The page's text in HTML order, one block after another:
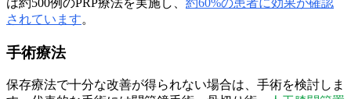
は約500例のPRP療法を実施し、 約60%の患者に効果が確認
されています。
手術療法
保存療法で十分な改善が得られない場合は、手術を検討しま